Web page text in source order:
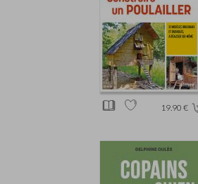
19.90 €